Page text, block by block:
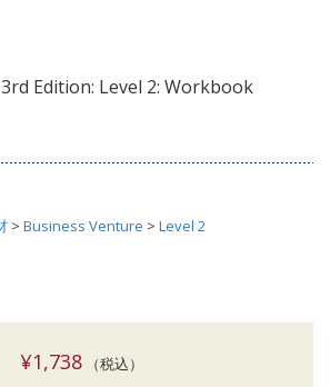
Edition: Level 2: Workbook
> Business Venture > Level 2
¥1,738（税込）